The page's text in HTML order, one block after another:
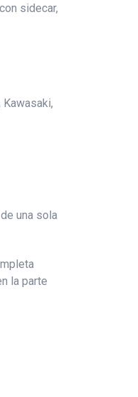
sidecar,
una sola
la parte